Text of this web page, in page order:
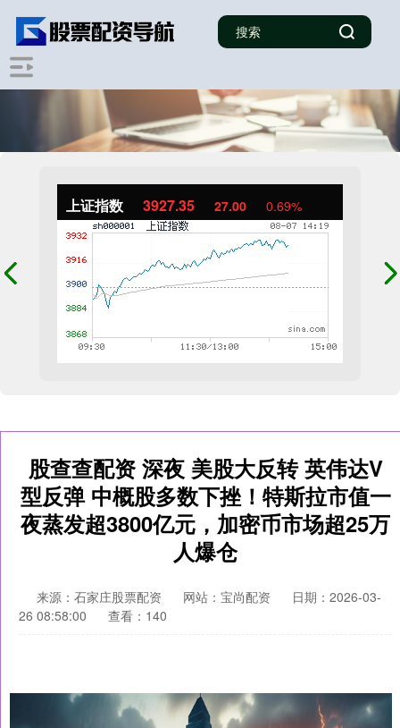
上证指数 3927.35 27.00 0.69%
股查查配资 深夜 美股大反转 英伟达V
型反弹 中概股多数下挫！特斯拉市值一
夜蒸发超3800亿元，加密币市场超25万
人爆仓
来源：石家庄股票配资 网站：宝尚配资
日期：2026-03-
26 08:58:00
查看：140